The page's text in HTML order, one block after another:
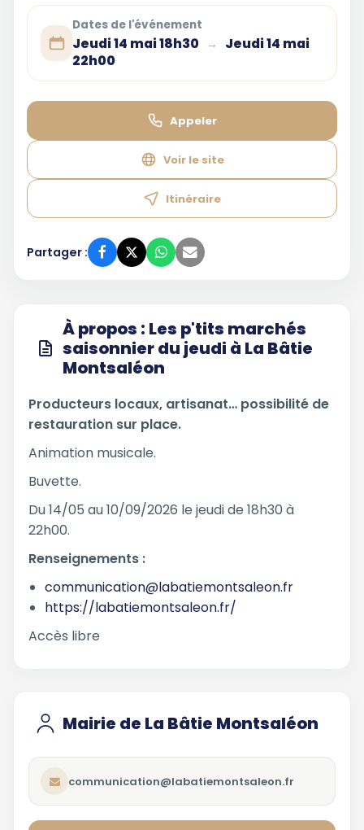
Dates de l'événement
Jeudi 14 mai 18h30 →
Jeudi 14 mai
22h00
Appeler
Voir le site
Itinéraire
Partager :
À propos : Les p'tits marchés
saisonnier du jeudi à La Bâtie
Montsaléon
Producteurs locaux, artisanat… possibilité de
restauration sur place.
Animation musicale.
Buvette.
Du 14/05 au 10/09/2026 le jeudi de 18h30 à
22h00.
Renseignements :
communication@labatiemontsaleon.fr
https://labatiemontsaleon.fr/
Accès libre
Mairie de La Bâtie Montsaléon
communication@labatiemontsaleon.fr